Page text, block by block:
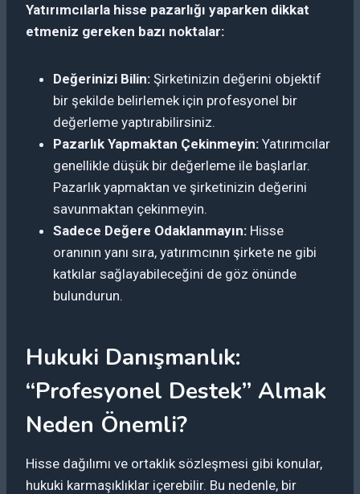
Yatırımcılarla hisse pazarlığı yaparken dikkat
etmeniz gereken bazı noktalar:
Değerinizi Bilin: Şirketinizin değerini objektif
bir şekilde belirlemek için profesyonel bir
değerleme yaptırabilirsiniz.
Pazarlık Yapmaktan Çekinmeyin: Yatırımcılar
genellikle düşük bir değerleme ile başlarlar.
Pazarlık yapmaktan ve şirketinizin değerini
savunmaktan çekinmeyin.
Sadece Değere Odaklanmayın: Hisse
oranının yanı sıra, yatırımcının şirkete ne gibi
katkılar sağlayabileceğini de göz önünde
bulundurun.
Hukuki Danışmanlık:
“Profesyonel Destek” Almak
Neden Önemli?
Hisse dağılımı ve ortaklık sözleşmesi gibi konular,
hukuki karmaşıklıklar içerebilir. Bu nedenle, bir